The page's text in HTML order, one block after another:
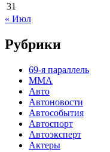
31
« Июл
Рубрики
69-я параллель
MMA
Авто
Автоновости
Автособытия
Автоспорт
Автоэксперт
Актеры